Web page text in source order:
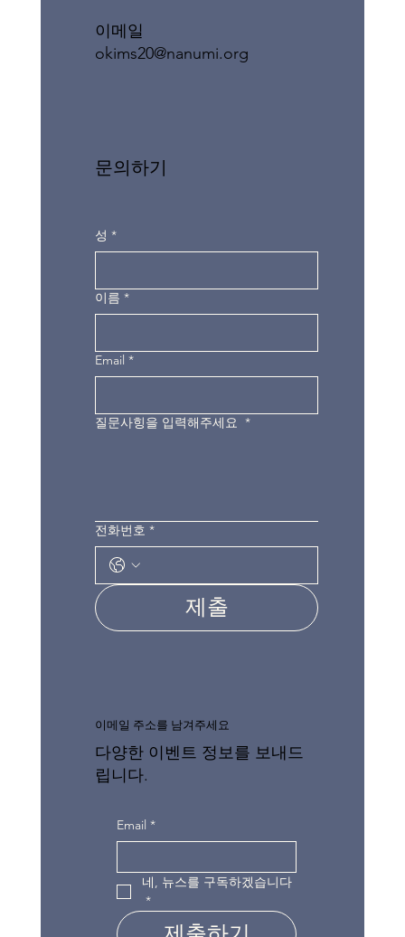
이메일
okims20@nanumi.org
이메일 주소를 남겨주세요
다양한 이벤트 정보를 보내드
립니다.
Email *
네, 뉴스를 구독하겠습니다
*
문의하기
성 *
이름 *
Email *
질문사힝을 입력해주세요 *
전화번호 *
제출